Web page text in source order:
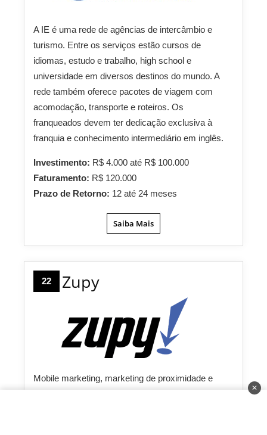
A IE é uma rede de agências de intercâmbio e
turismo. Entre os serviços estão cursos de
idiomas, estudo e trabalho, high school e
universidade em diversos destinos do mundo. A
rede também oferece pacotes de viagem com
acomodação, transporte e roteiros. Os
franqueados devem ter dedicação exclusiva à
franquia e conhecimento intermediário em inglês.
Investimento: R$ 4.000 até R$ 100.000
Faturamento: R$ 120.000
Prazo de Retorno: 12 até 24 meses
Saiba Mais
22 Zupy
Mobile marketing, marketing de proximidade e
✕